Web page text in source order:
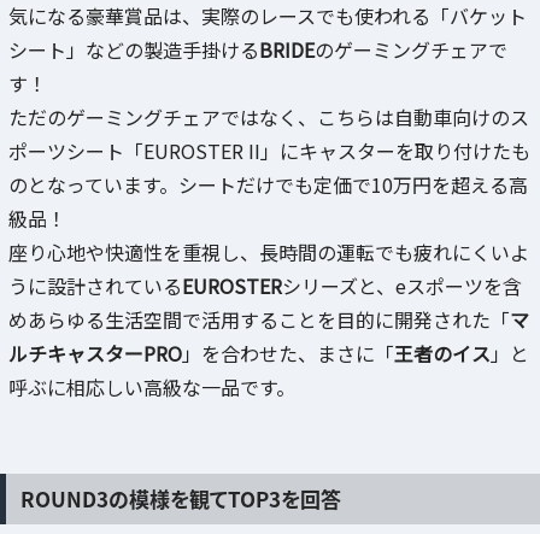
気になる豪華賞品は、実際のレースでも使われる「バケット
シート」などの製造手掛けるBRIDEのゲーミングチェアで
す！
ただのゲーミングチェアではなく、こちらは自動車向けのス
ポーツシート「EUROSTER II」にキャスターを取り付けたも
のとなっています。シートだけでも定価で10万円を超える高
級品！
座り心地や快適性を重視し、長時間の運転でも疲れにくいよ
うに設計されているEUROSTERシリーズと、eスポーツを含
めあらゆる生活空間で活用することを目的に開発された「マ
ルチキャスターPRO」を合わせた、まさに「王者のイス 」と
呼ぶに相応しい高級な一品です。
ROUND3の模様を観てTOP3を回答